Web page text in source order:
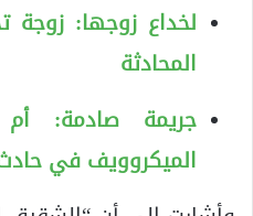
لخداع زوجها: زوجة
المحادثة
جريمة صادمة:
الميكروويف في